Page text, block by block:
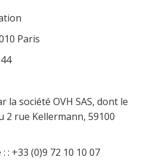
Paris
la société OVH SAS, dont le
2 rue Kellermann, 59100
+33 (0)9 72 10 10 07